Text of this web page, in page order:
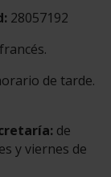
28057192
de tarde.
de
y viernes de